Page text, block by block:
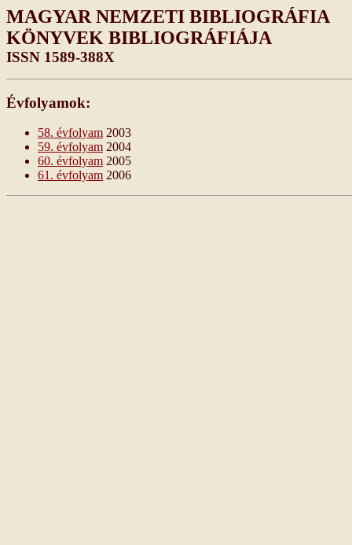
MAGYAR NEMZETI BIBLIOGRÁFIA
KÖNYVEK BIBLIOGRÁFIÁJA
ISSN 1589-388X
Évfolyamok:
58. évfolyam 2003
59. évfolyam 2004
60. évfolyam 2005
61. évfolyam 2006